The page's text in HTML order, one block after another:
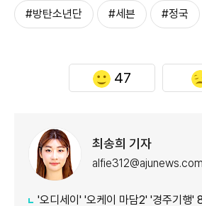
#방탄소년단 #세븐 #정국
47
최송희 기자
alfie312@ajunews.com
'오디세이' '오케이 마담2' '경주기행' 8월 극장가,